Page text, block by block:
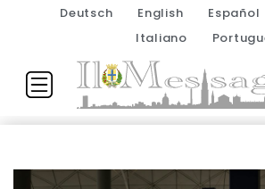
Deutsch English Español
Italiano